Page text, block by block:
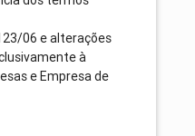
06 e alterações
à
e Empresa de